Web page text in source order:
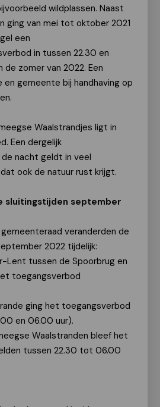
wildplassen. Naast
ging van mei tot oktober 2021
een
in tussen 22.30 en
de zomer van 2022. Een
gemeente bij handhaving op
Waalstrandjes ligt in
Een dergelijk
nacht geldt in veel
ook de natuur rust krijgt.
sluitingstijden september
veranderden de
2022 tijdelijk:
Lent tussen de Spoorbrug en
toegangsverbod
ging het toegangsverbod
en 06.00 uur).
Waalstranden bleef het
tussen 22.30 tot 06.00